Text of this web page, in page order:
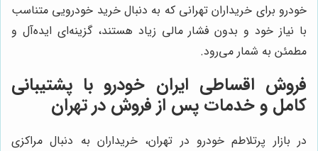
خودرو برای خریداران تهرانی که به دنبال خرید خودرویی متناسب
با نیاز خود و بدون فشار مالی زیاد هستند، گزینه‌ای ایده‌آل و
مطمئن به شمار می‌رود.
فروش اقساطی ایران خودرو با پشتیبانی
کامل و خدمات پس از فروش در تهران
در بازار پرتلاطم خودرو در تهران، خریداران به دنبال مراکزی